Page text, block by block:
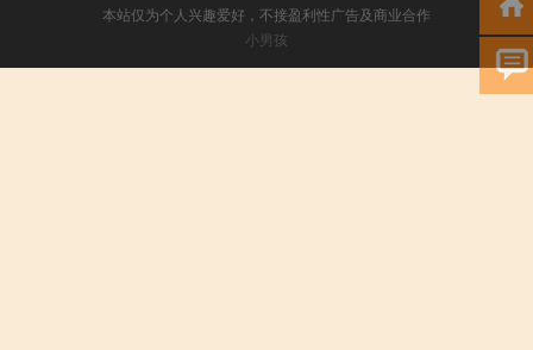
本站仅为个人兴趣爱好，不接盈利性广告及商业合作
小男孩